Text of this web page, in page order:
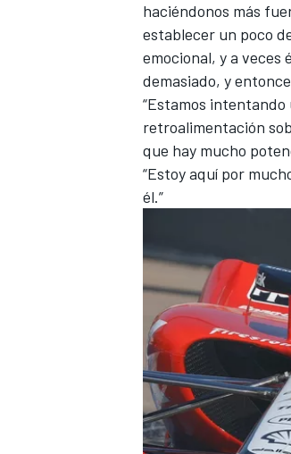
haciéndonos más
establecer un poco
emocional, y a veces
demasiado, y
“Estamos
retroalimentación
que hay mucho
“Estoy aquí por
él.”